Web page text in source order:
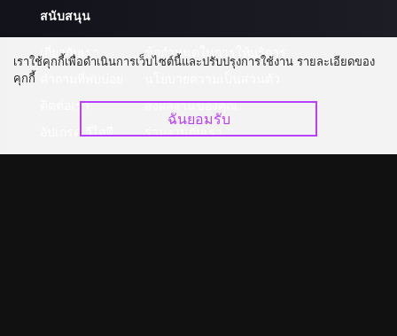
สนับสนุน
เกี่ยวกับเรา
ติดต่อเรา
อัปเกรด วีไอพี
ข้อกำหนดในการให้บริการ
ส่งผลงานของคุณ
ร่วมงานกับเรา
เราใช้คุกกี้เพื่อดำเนินการเว็บไซต์นี้และปรับปรุงการใช้งาน รายละเอียดของ
คุกกี้
ฉันยอมรับ